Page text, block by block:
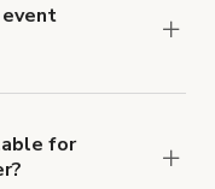
event
less than
for